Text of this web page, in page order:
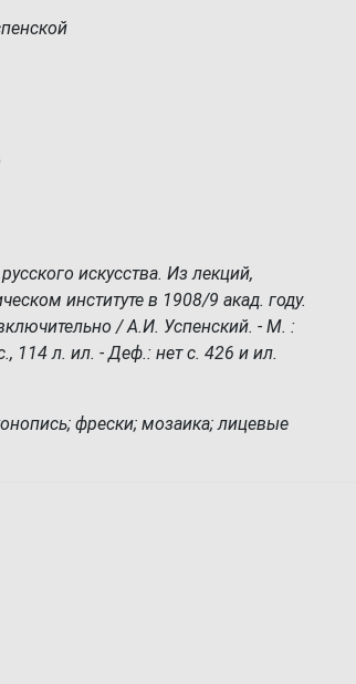
искусства. Из лекций,
институте в 1908/9 акад. году.
/ А.И. Успенский. - М. :
114 л. ил. - Деф.: нет с. 426 и ил.
фрески; мозаика; лицевые